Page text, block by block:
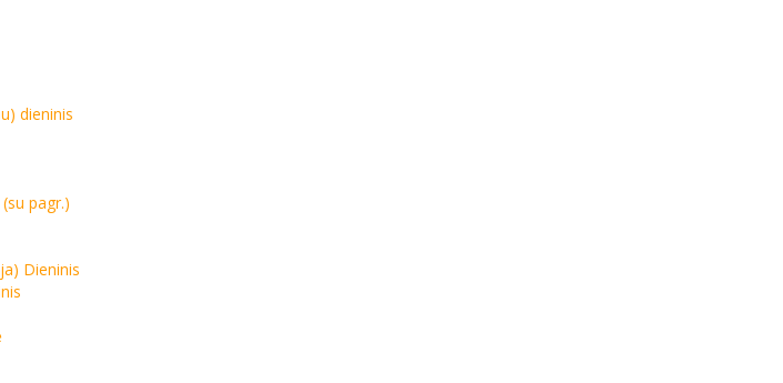
dieninis
pagr.)
Dieninis